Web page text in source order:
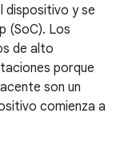
dispositivo y se
(SoC). Los
de alto
porque
son un
comienza a